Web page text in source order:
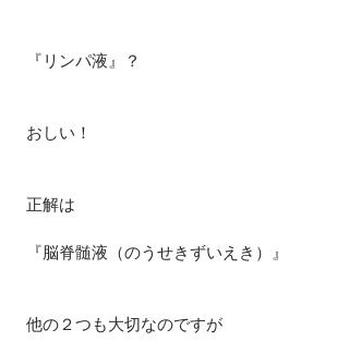
『リンパ液』？
おしい！
正解は
『脳脊髄液（のうせきずいえき）』
他の２つも大切なのですが